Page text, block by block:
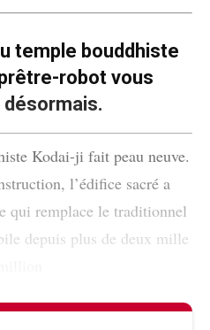
temple bouddhiste
robot vous
Kodai-ji fait peau neuve.
l’édifice sacré a
qui remplace le traditionnel
depuis plus de deux mille